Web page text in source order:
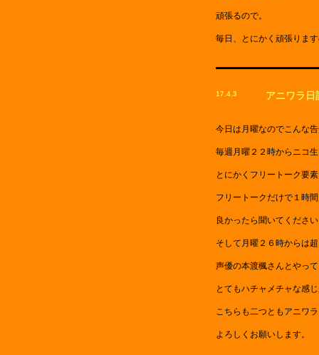
頑張るので。
毎日、とにかく頑張りま
17.4.3 アニワラ日
今日は月曜なのでこんな
毎週月曜２２時からニコ
とにかくフリートーク要
フリートークだけで１時
良かったら聞いてくださ
そして月曜２６時からは
声優の本渡楓さんとやっ
とてもハチャメチャな感
こちらも二つともアニワ
よろしくお願いします。